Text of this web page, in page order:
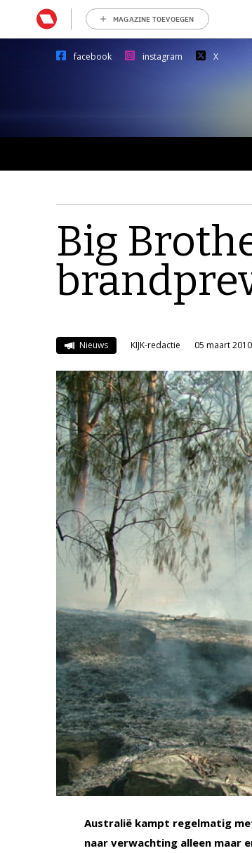
MAGAZINE TOEVOEGEN
facebook instagram X
Big
Nieuws KIJK-redactie 05 maart
Australië kampt regelmatig
naar verwachting alleen maar